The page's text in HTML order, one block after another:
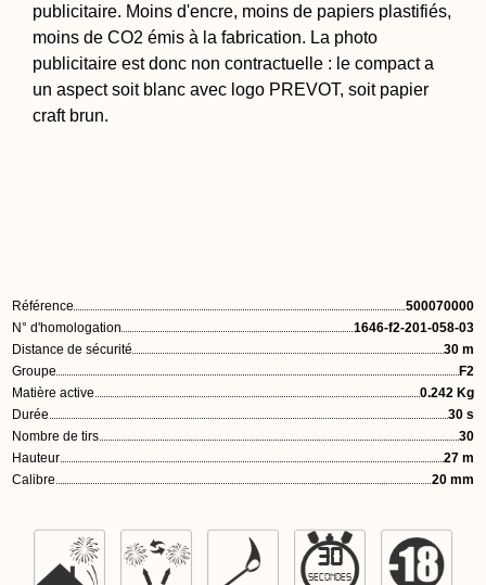
publicitaire. Moins d'encre, moins de papiers plastifiés,
moins de CO2 émis à la fabrication. La photo
publicitaire est donc non contractuelle : le compact a
un aspect soit blanc avec logo PREVOT, soit papier
craft brun.
Référence
500070000
N° d'homologation
1646-f2-201-058-03
Distance de sécurité
30 m
Groupe
F2
Matière active
0.242 Kg
Durée
30 s
Nombre de tirs
30
Hauteur
27 m
Calibre
20 mm
30
SECONDES